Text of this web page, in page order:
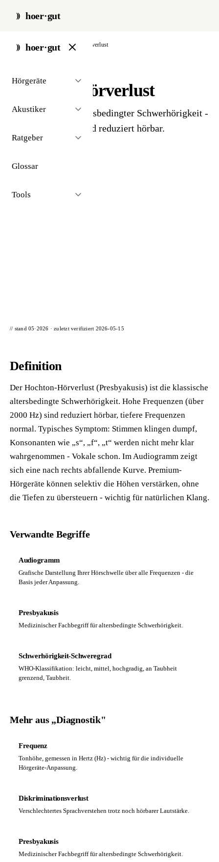
hoer·gut
hoer·gut
Hörgeräte
Akustiker
Ratgeber
Glossar
Tools
start / glossar / hochton-hoerverlust
Hochton-Hörverlust
Häufigste Form altersbedingter Schwerhörigkeit -
hohe Frequenzen sind reduziert hörbar.
// stand 05·2026 · zuletzt verifiziert 2026-05-15
Definition
Der Hochton-Hörverlust (Presbyakusis) ist die klassische
altersbedingte Schwerhörigkeit. Hohe Frequenzen (über
2000 Hz) sind reduziert hörbar, tiefere Frequenzen
normal. Typisches Symptom: Stimmen klingen dumpf,
Konsonanten wie „s“, „f“, „t“ werden nicht mehr klar
wahrgenommen - Vokale schon. Im Audiogramm zeigt
sich eine nach rechts abfallende Kurve. Premium-
Hörgeräte können selektiv die Höhen verstärken, ohne
die Tiefen zu übersteuern - wichtig für natürlichen Klang.
Verwandte Begriffe
Audiogramm
Grafische Darstellung Ihrer Hörschwelle über alle Frequenzen - die
Basis jeder Anpassung.
Presbyakusis
Medizinischer Fachbegriff für altersbedingte Schwerhörigkeit.
Schwerhörigkeit-Schweregrad
WHO-Klassifikation: leicht, mittel, hochgradig, an Taubheit
grenzend, Taubheit.
Mehr aus „Diagnostik"
Frequenz
Tonhöhe, gemessen in Hertz (Hz) - wichtig für die individuelle
Hörgeräte-Anpassung.
Diskriminationsverlust
Verschlechtertes Sprachverstehen trotz noch hörbarer Lautstärke.
Presbyakusis
Medizinischer Fachbegriff für altersbedingte Schwerhörigkeit.